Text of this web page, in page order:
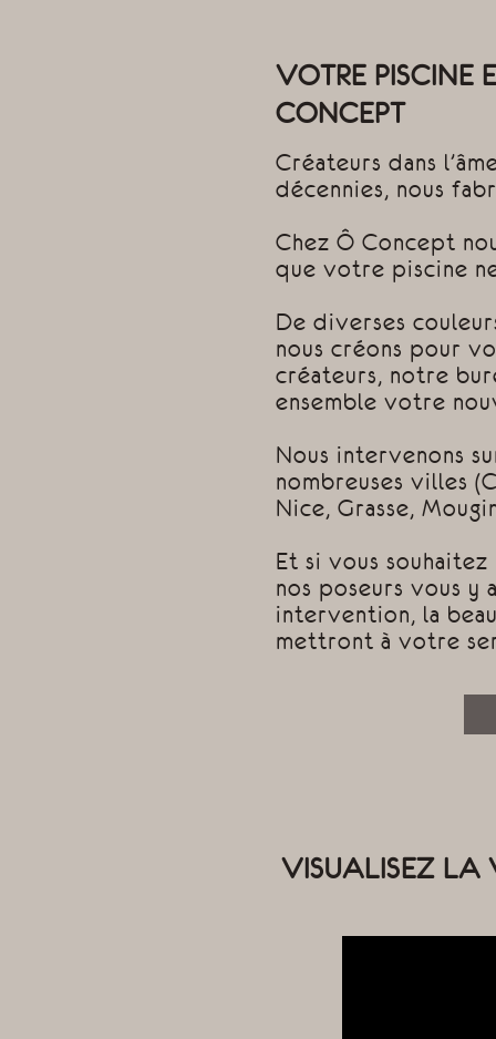
VOTRE
CONCEPT
Créateurs dans
décennies, nous
Chez Ô Concept
que votre piscine
De diverses
nous créons pour
créateurs, notre
ensemble votre
Nous intervenons
nombreuses villes
Nice, Grasse,
Et si vous
nos poseurs vous y
intervention, la
mettront à votre
VISUALISEZ LA